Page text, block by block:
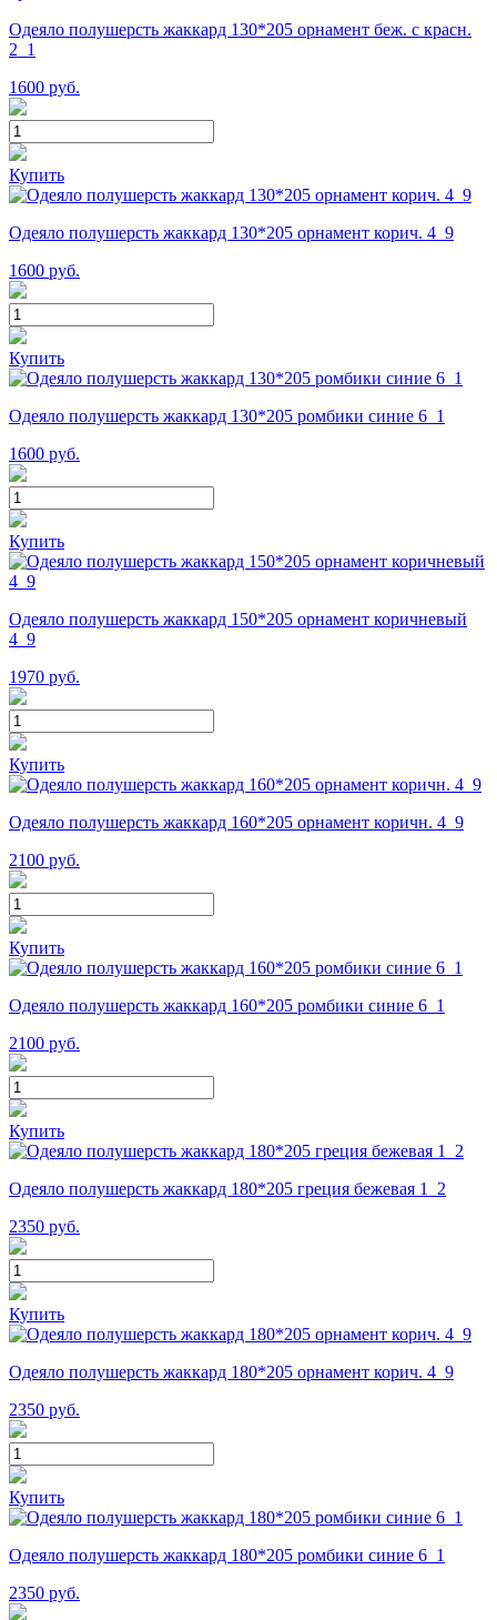
Одеяло полушерсть жаккард 130*205 орнамент беж. с красн.
2_1
1600 руб.
Купить
Одеяло полушерсть жаккард 130*205 орнамент корич. 4_9
1600 руб.
Купить
Одеяло полушерсть жаккард 130*205 ромбики синие 6_1
1600 руб.
Купить
Одеяло полушерсть жаккард 150*205 орнамент коричневый
4_9
1970 руб.
Купить
Одеяло полушерсть жаккард 160*205 орнамент коричн. 4_9
2100 руб.
Купить
Одеяло полушерсть жаккард 160*205 ромбики синие 6_1
2100 руб.
Купить
Одеяло полушерсть жаккард 180*205 греция бежевая 1_2
2350 руб.
Купить
Одеяло полушерсть жаккард 180*205 орнамент корич. 4_9
2350 руб.
Купить
Одеяло полушерсть жаккард 180*205 ромбики синие 6_1
2350 руб.